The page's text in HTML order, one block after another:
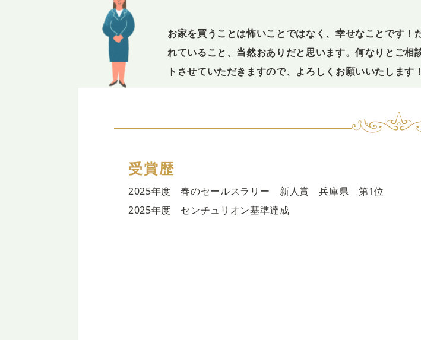
お家を買うことは怖いことではなく、幸せなことです
れていること、当然おありだと思います。何なりとご
トさせていただきますので、よろしくお願いいたします！
受賞歴
2025年度 春のセールスラリー 新人賞 兵庫県 第1位
2025年度 センチュリオン基準達成